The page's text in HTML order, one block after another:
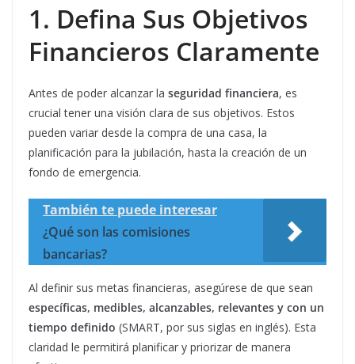
1. Defina Sus Objetivos
Financieros Claramente
Antes de poder alcanzar la seguridad financiera, es
crucial tener una visión clara de sus objetivos. Estos
pueden variar desde la compra de una casa, la
planificación para la jubilación, hasta la creación de un
fondo de emergencia.
También te puede interesar
¿Qué son las comisiones
bancarias?
Al definir sus metas financieras, asegúrese de que sean
específicas, medibles, alcanzables, relevantes y con un
tiempo definido (SMART, por sus siglas en inglés). Esta
claridad le permitirá planificar y priorizar de manera